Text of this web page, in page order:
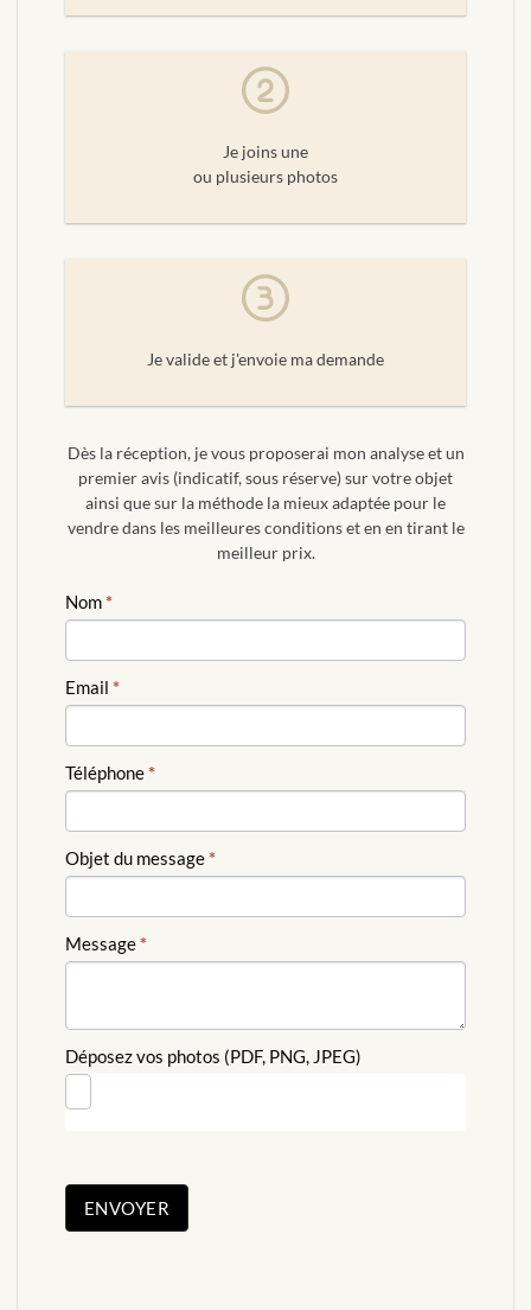
Je joins une
ou plusieurs photos
Je valide et j'envoie ma demande
Dès la réception, je vous proposerai mon analyse et un
premier avis (indicatif, sous réserve) sur votre objet
ainsi que sur la méthode la mieux adaptée pour le
vendre dans les meilleures conditions et en en tirant le
meilleur prix.
ESTIMATION
GRATUITE
Nom*
Email *
Téléphone*
Objet du message*
Message*
Déposez vos photos (PDF, PNG, JPEG)
ENVOYER